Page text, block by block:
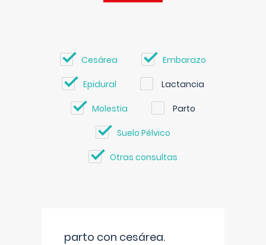
Cesárea Embarazo
Epidural Lactancia
Molestia Parto
Suelo Pélvico
Otras consultas
parto con cesárea.